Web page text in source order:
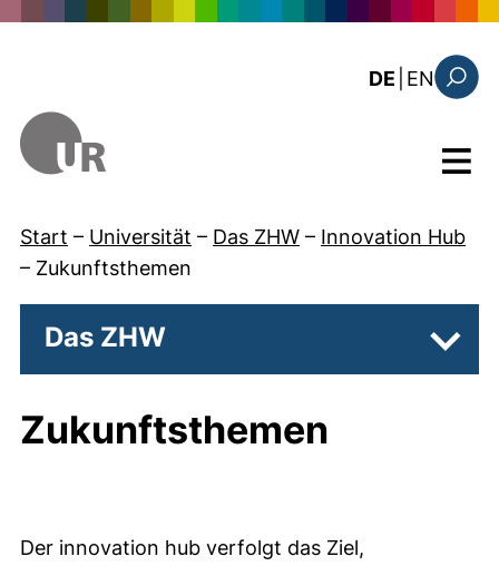
DE EN: the
Menü
Start – Universität – Das ZHW – Innovation Hub
– Zukunftsthemen
Das ZHW
Zukunftsthemen
Der innovation hub verfolgt das Ziel,